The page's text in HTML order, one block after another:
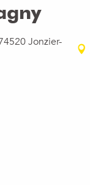
Jonzier-